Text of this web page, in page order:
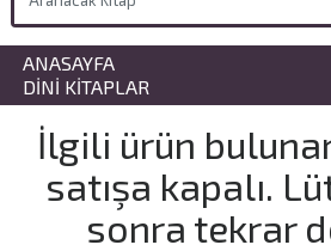
ANASAYFA
DINI KITAPLAR
İlgili ürün
satışa kapalı.
sonra tekrar